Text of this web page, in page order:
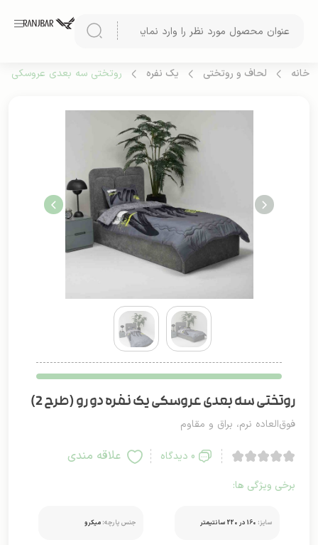
خانه لحاف و روتختی یک نفره روتختی سه بعدی عروسکی
روتختی سه بعدی عروسکی یک نفره دو رو (طرح 2)
فوق‌العاده نرم، براق و مقاوم
0 دیدگاه علاقه مندی
برخی ویژگی ها:
سایز: 160 در 220 سانتیمتر جنس پارچه: میکرو